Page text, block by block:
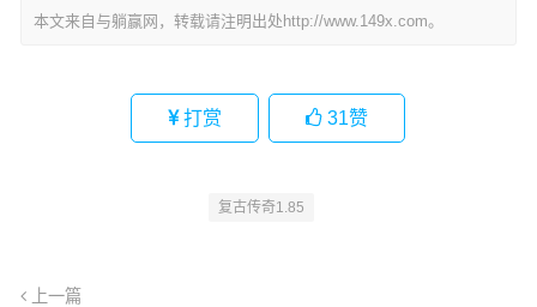
本文来自与躺赢网，转载请注明出处http://www.149x.com。
打赏 31赞
复古传奇1.85
上一篇